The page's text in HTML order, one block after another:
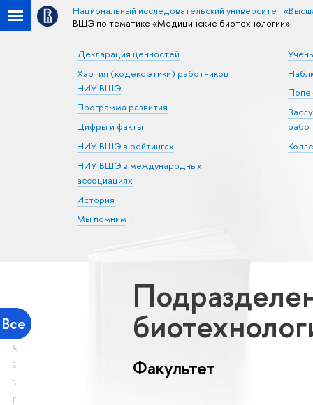
Национальный исследовательский университет
ВШЭ по тематике «Медицинские биотехнологии»
Декларация ценностей
Хартия (кодекс этики) работников
НИУ ВШЭ
Программа развития
Цифры и факты
НИУ ВШЭ в рейтингах
НИУ ВШЭ в международных
ассоциациях
История
Мы помним
Все
А
Б
В
Г
Факультет